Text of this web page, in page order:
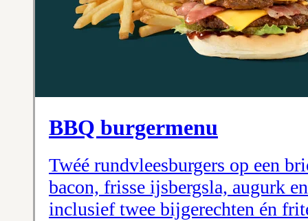
BBQ burgermenu
Twéé rundvleesburgers op een
bacon, frisse ijsbergsla, augurk
inclusief twee bijgerechten én